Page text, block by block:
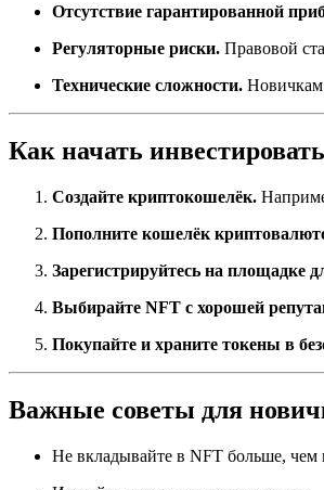
Отсутствие гарантированной
Регуляторные риски. Правовой
Технические сложности. Новичкам
Как начать
Создайте криптокошелёк.
Пополните кошелёк
Зарегистрируйтесь на площадке
Выбирайте NFT с хорошей
Покупайте и храните токены в
Важные советы для
Не вкладывайте в NFT больше, чем